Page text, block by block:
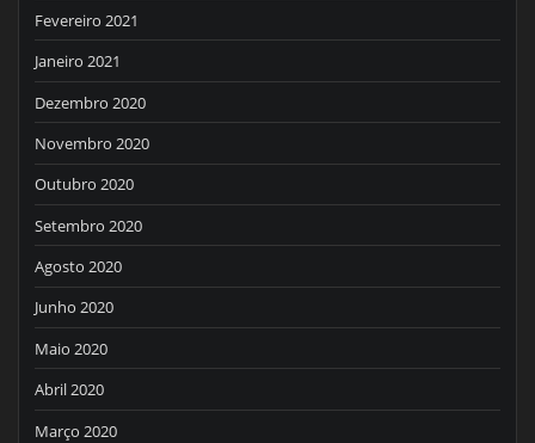
Fevereiro 2021
Janeiro 2021
Dezembro 2020
Novembro 2020
Outubro 2020
Setembro 2020
Agosto 2020
Junho 2020
Maio 2020
Abril 2020
Março 2020